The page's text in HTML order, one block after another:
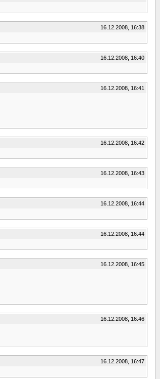
16.12.2008, 16:38
16.12.2008, 16:40
16.12.2008, 16:41
16.12.2008, 16:42
16.12.2008, 16:43
16.12.2008, 16:44
16.12.2008, 16:44
16.12.2008, 16:45
16.12.2008, 16:46
16.12.2008, 16:47